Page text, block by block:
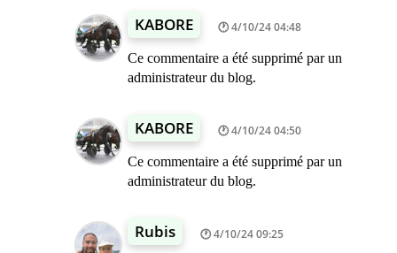
KABORE 4/10/24 04:48
Ce commentaire a été supprimé par un
administrateur du blog.
KABORE 4/10/24 04:50
Ce commentaire a été supprimé par un
administrateur du blog.
Rubis 4/10/24 09:25